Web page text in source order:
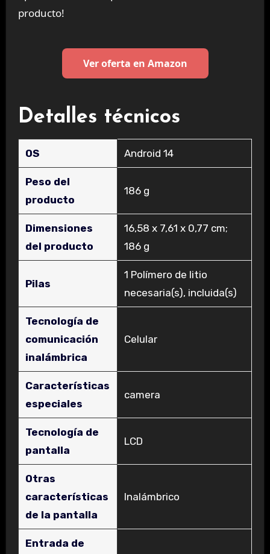
producto!
Ver oferta en Amazon
Detalles técnicos
OS ‎Android 14
Peso del
producto
‎186 g
Dimensiones
del producto
‎16,58 x 7,61 x 0,77 cm;
186 g
Pilas
‎1 Polímero de litio
necesaria(s), incluida(s)
Tecnología de
comunicación
inalámbrica
‎Celular
Características
especiales
‎camera
Tecnología de
pantalla
‎LCD
Otras
características
de la pantalla
‎Inalámbrico
Entrada de